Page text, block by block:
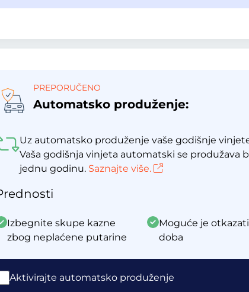
PREPORUČENO
Automatsko produženje:
Uz automatsko produženje vaše godišnje
Vaša godišnja vinjeta automatski se produžava
jednu godinu. Saznajte više.
Izbegnite skupe kazne
zbog neplaćene putarine
Moguće je
doba
Aktivirajte automatsko produženje